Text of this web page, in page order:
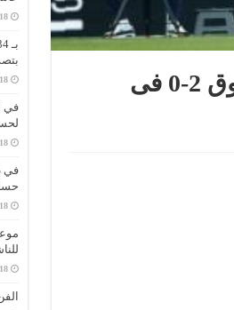
أيرلندا ضد إنجلترا.. “الأسود الثلاثة” تتفوق 2-0 فى
‏18 ساعة مضت
‏18 ساعة مضت
في
‏18 ساعة مضت
في
‏18 ساعة مضت
‏18 ساعة مضت